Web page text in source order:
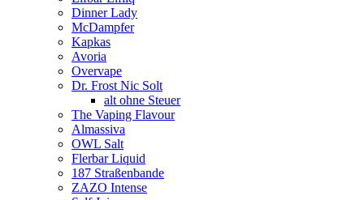
Dinner Lady
McDampfer
Kapkas
Avoria
Overvape
Dr. Frost Nic Solt
alt ohne Steuer
The Vaping Flavour
Almassiva
OWL Salt
Flerbar Liquid
187 Straßenbande
ZAZO Intense